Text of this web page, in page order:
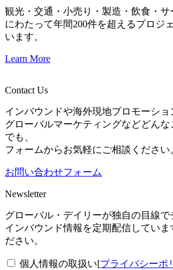
観光・交通・小売り・製造・飲食・
にわたって年間200件を超えるプロジ
います。
Learn More
Contact Us
インバウンドや海外現地プロモーショ
グローバルマーケティングなどどん
でも、
フォームからお気軽にご相談ください
お問い合わせフォーム
Newsletter
グローバル・デイリーが独自の目線で
インバウンド情報を定期配信していま
ださい。
個人情報の取扱い[プライバシーポ